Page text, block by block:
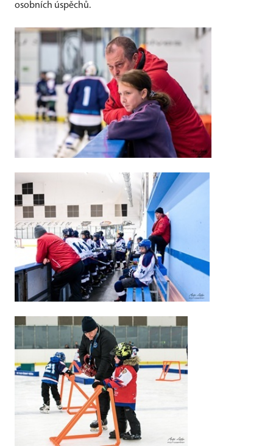
osobních úspěchů.